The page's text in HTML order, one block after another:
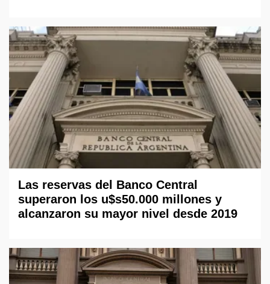
Las reservas del Banco Central
superaron los u$s50.000 millones y
alcanzaron su mayor nivel desde 2019